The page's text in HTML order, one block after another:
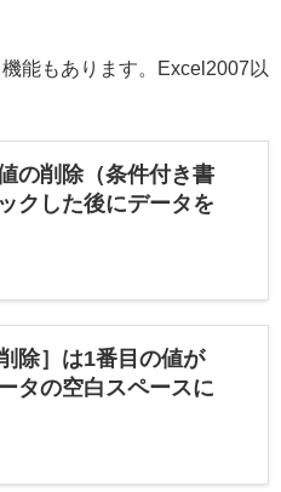
能もあります。Excel2007以
の削除（条件付き書
クした後にデータを
除］は1番目の値が
タの空白スペースに